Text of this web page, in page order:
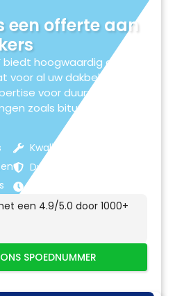
een offerte aan
biedt hoogwaardig advies
voor al uw dakbehoeften.
voor duurzame en
zoals bitumen
Kwaliteitsmaterialen
Duurzame Resultaten
met een 4.9/5.0 door 1000+
SPOEDNUMMER